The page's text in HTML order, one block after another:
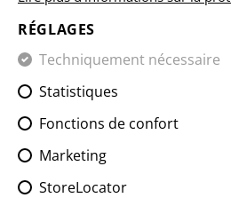
SNIPER BOONIE
RÉGLAGES
Techniquement nécessaire
Statistiques
Fonctions de confort
Marketing
StoreLocator